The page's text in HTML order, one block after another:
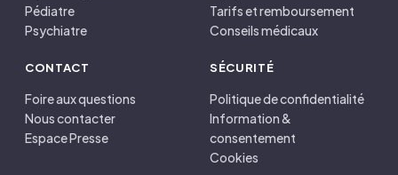
Pédiatre
Psychiatre
Tarifs et remboursement
Conseils médicaux
CONTACT
Foire aux questions
Nous contacter
Espace Presse
SÉCURITÉ
Politique de confidentialité
Information &
consentement
Cookies